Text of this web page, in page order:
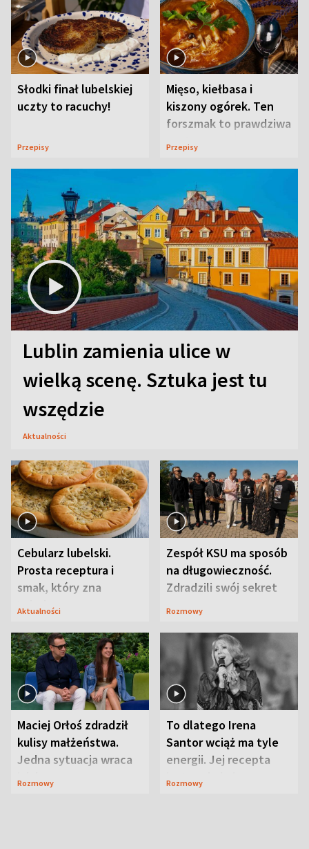
Słodki finał lubelskiej
uczty to racuchy!
Przepisy
Mięso, kiełbasa i
kiszony ogórek. Ten
forszmak to prawdziwa
uczta
Przepisy
Lublin zamienia ulice w
wielką scenę. Sztuka jest tu
wszędzie
Aktualności
Cebularz lubelski.
Prosta receptura i
smak, który zna
Lubelszczyzna
Aktualności
Zespół KSU ma sposób
na długowieczność.
Zdradzili swój sekret
Rozmowy
Maciej Orłoś zdradził
kulisy małżeństwa.
Jedna sytuacja wraca
jak bumerang
Rozmowy
To dlatego Irena
Santor wciąż ma tyle
energii. Jej recepta
jest zaskakująco
Rozmowy